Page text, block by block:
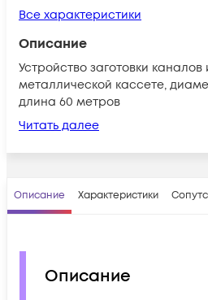
Все характеристики
Описание
Устройство заготовки каналов
металлической кассете,
длина 60 метров
Читать далее
Описание Характеристики
Описание